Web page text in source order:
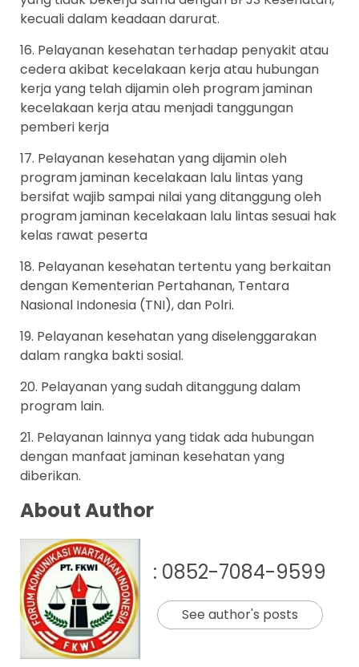
kecuali dalam keadaan darurat.
16. Pelayanan kesehatan terhadap penyakit atau
cedera akibat kecelakaan kerja atau hubungan
kerja yang telah dijamin oleh program jaminan
kecelakaan kerja atau menjadi tanggungan
pemberi kerja
17. Pelayanan kesehatan yang dijamin oleh
program jaminan kecelakaan lalu lintas yang
bersifat wajib sampai nilai yang ditanggung oleh
program jaminan kecelakaan lalu lintas sesuai hak
kelas rawat peserta
18. Pelayanan kesehatan tertentu yang berkaitan
dengan Kementerian Pertahanan, Tentara
Nasional Indonesia (TNI), dan Polri.
19. Pelayanan kesehatan yang diselenggarakan
dalam rangka bakti sosial.
20. Pelayanan yang sudah ditanggung dalam
program lain.
21. Pelayanan lainnya yang tidak ada hubungan
dengan manfaat jaminan kesehatan yang
diberikan.
About Author
: 0852-7084-9599
See author's posts